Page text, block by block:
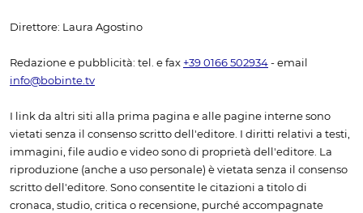
Direttore: Laura Agostino
Redazione e pubblicità: tel. e fax +39 0166 502934 - email
info@bobinte.tv
I link da altri siti alla prima pagina e alle pagine interne sono
vietati senza il consenso scritto dell'editore. I diritti relativi a testi,
immagini, file audio e video sono di proprietà dell'editore. La
riproduzione (anche a uso personale) è vietata senza il consenso
scritto dell'editore. Sono consentite le citazioni a titolo di
cronaca, studio, critica o recensione, purché accompagnate